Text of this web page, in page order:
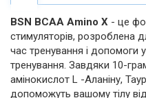
BSN ВСАА Amino X - це
стимуляторів, розроблена
час тренування і допомоги
тренування. Завдяки 10-
амінокислот L -Аланіну,
допоможуть вашому тілу